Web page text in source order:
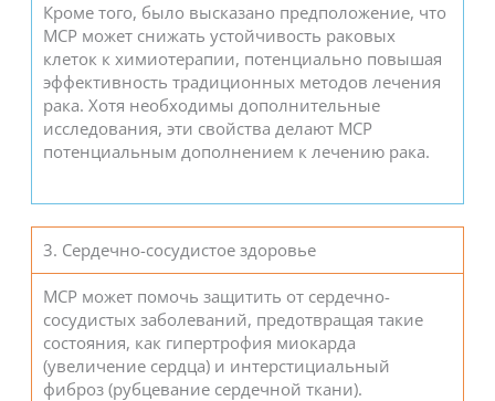
Кроме того, было высказано предположение, что
MCP может снижать устойчивость раковых
клеток к химиотерапии, потенциально повышая
эффективность традиционных методов лечения
рака. Хотя необходимы дополнительные
исследования, эти свойства делают MCP
потенциальным дополнением к лечению рака.
3. Сердечно-сосудистое здоровье
MCP может помочь защитить от сердечно-
сосудистых заболеваний, предотвращая такие
состояния, как гипертрофия миокарда
(увеличение сердца) и интерстициальный
фиброз (рубцевание сердечной ткани).